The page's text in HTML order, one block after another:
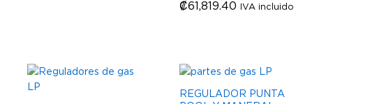
₡61,819.40 IVA incluido
₡61,819.40
REGULADOR PUNTA